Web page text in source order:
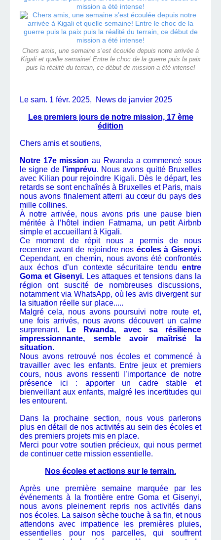
Chers amis, une semaine s’est écoulée depuis notre arrivée à
Kigali et quelle semaine! Entre le choc de la guerre puis la paix
puis la réalité du terrain, ce début de mission a été intense!
Le sam. 1 févr. 2025, News de janvier 2025
Les premiers jours de notre mission, 17 ème
édition
Chers amis et soutiens,
Notre 17e mission au Rwanda a commencé sous
le signe de l’imprévu. Nous avons quitté Bruxelles
avec Kilian pour rejoindre Kigali. Dès le départ, les
retards se sont enchaînés à Bruxelles et Paris, mais
nous avons finalement atterri au cœur du pays des
mille collines.
À notre arrivée, nous avons pris une pause bien
méritée à l’hôtel indien Fatmama, un petit Airbnb
simple et accueillant à Kigali.
Ce moment de répit nous a permis de nous
recentrer avant de rejoindre nos écoles à Gisenyi.
Cependant, en chemin, nous avons été confrontés
aux échos d’un contexte sécuritaire tendu entre
Goma et Gisenyi. Les attaques et tensions dans la
région ont suscité de nombreuses discussions,
notamment via WhatsApp, où les avis divergent sur
la situation réelle sur place.....
Malgré cela, nous avons poursuivi notre route et,
une fois arrivés, nous avons découvert un calme
surprenant.
Le Rwanda, avec sa résilience
impressionnante, semble avoir maîtrisé la
situation.
Nous avons retrouvé nos écoles et commencé à
travailler avec les enfants. Entre jeux et premiers
cours, nous avons ressenti l’importance de notre
présence ici : apporter un cadre stable et
bienveillant aux enfants, malgré les incertitudes qui
les entourent.
Dans la prochaine section, nous vous parlerons
plus en détail de nos activités au sein des écoles et
des premiers projets mis en place.
Merci pour votre soutien précieux, qui nous permet
de continuer cette mission essentielle.
Nos écoles et actions sur le terrain.
Après une première semaine marquée par les
événements à la frontière entre Goma et Gisenyi,
nous avons pleinement repris nos activités dans
nos écoles. La saison sèche touche à sa fin, et nous
attendons avec impatience les premières pluies,
essentielles pour nos parcelles, qui souffrent